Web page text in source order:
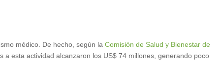
médico. De hecho, según laComisión de Salud y Bienestar de
a esta actividad alcanzaron los US$ 74 millones, generando poco